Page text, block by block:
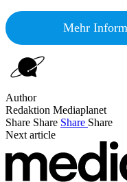
Mehr
Author
Redaktion Mediaplanet
Share Share Share Share
Next article